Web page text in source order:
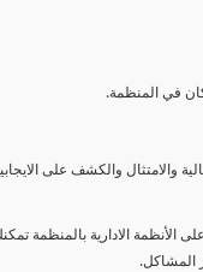
في المنظمة.
والامتثال والكشف على
الأنظمة الادارية بالمنظمة
المشاكل.